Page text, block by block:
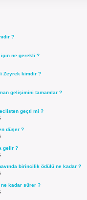
?
ne gerekli ?
Zeyrek kimdir ?
gelişimini tamamlar ?
geçti mi ?
düşer ?
gelir ?
birincilik ödülü ne kadar ?
ne kadar sürer ?